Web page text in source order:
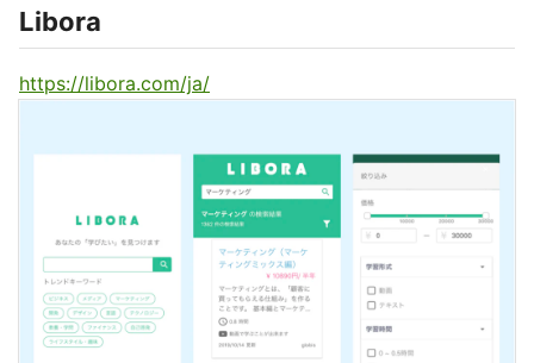
Libora
https://libora.com/ja/